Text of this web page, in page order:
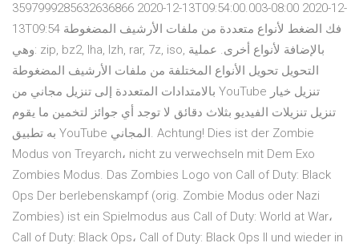
3597999285632636866 2020-12-13T09:54:00.003-08:00 2020-12-
13T09:54 فك الضغط لأنواع متعددة من ملفات الأرشيف المضغوطة
وهي: zip, bz2, lha, lzh, rar, 7z, iso, بالإضافة لأنواع أخرى. عملية
التحويل تحويل الأنواع المختلفة من ملفات الأرشيف المضغوطة
بالامتدادات المتعددة إلى تنزيل مجاني من YouTube تنزيل خيار
تنزيل تنزيلات الفيديو بثلاث دقائق لا توجد أي جوائز لتخمين ما يقوم
به تطبيق YouTube المجاني. Achtung! Dies ist der Zombie
Modus von Treyarch، nicht zu verwechseln mit Dem Exo
Zombies Modus. Das Zombies Logo von Call of Duty: Black
Ops Der berlebenskampf (orig. Zombie Modus oder Nazi
Zombies) ist ein Spielmodus aus Call of Duty: World at War،
Call of Duty: Black Ops، Call of Duty: Black Ops II und wieder in